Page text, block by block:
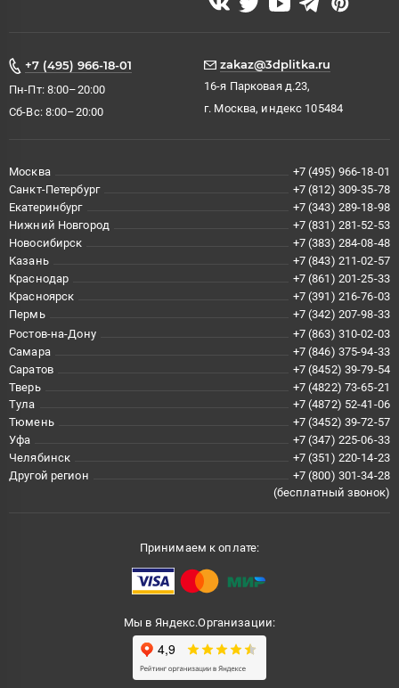
+7 (495) 966-18-01
Пн-Пт: 8:00–20:00
Сб-Вс: 8:00–20:00
zakaz@3dplitka.ru
16-я Парковая д.23,
г. Москва, индекс 105484
Москва
+7 (495) 966-18-01
Санкт-Петербург
+7 (812) 309-35-78
Екатеринбург
+7 (343) 289-18-98
Нижний Новгород
+7 (831) 281-52-53
Новосибирск
+7 (383) 284-08-48
Казань
+7 (843) 211-02-57
Краснодар
+7 (861) 201-25-33
Красноярск
+7 (391) 216-76-03
Пермь
+7 (342) 207-98-33
Ростов-на-Дону
+7 (863) 310-02-03
Самара
+7 (846) 375-94-33
Саратов
+7 (8452) 39-79-54
Тверь
+7 (4822) 73-65-21
Тула
+7 (4872) 52-41-06
Тюмень
+7 (3452) 39-72-57
Уфа
+7 (347) 225-06-33
Челябинск
+7 (351) 220-14-23
Другой регион
+7 (800) 301-34-28
(бесплатный звонок)
Принимаем к оплате:
Мы в Яндекс.Организации: